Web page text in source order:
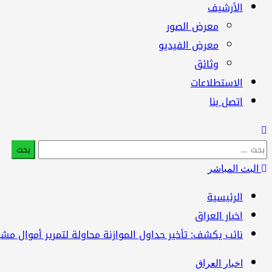
الأرشيف
معرض الصور
معرض الفيديو
وثائق
الاستطلاعات
اتصل بنا
البحث
عن:البث المباشر
الرئيسية
اخبار العراق
نائب يكشف: تأخير جداول الموازنة محاولة لتمرير أموال
اخبار العراق